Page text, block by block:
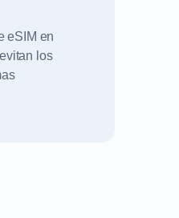
eSIM en
los